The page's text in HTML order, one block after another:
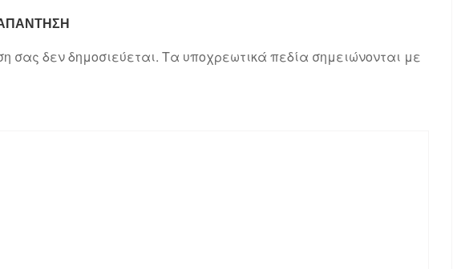
σας δεν δημοσιεύεται. Τα υποχρεωτικά πεδία σημειώνονται με